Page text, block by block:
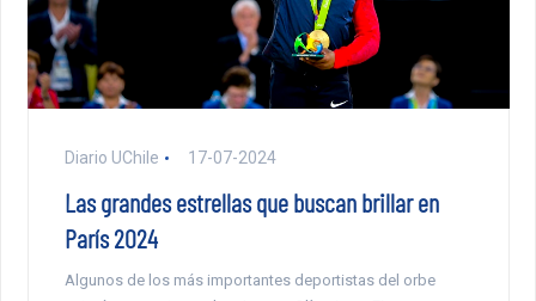
Diario UChile 17-07-2024
Las grandes estrellas que buscan brillar en
París 2024
Algunos de los más importantes deportistas del orbe